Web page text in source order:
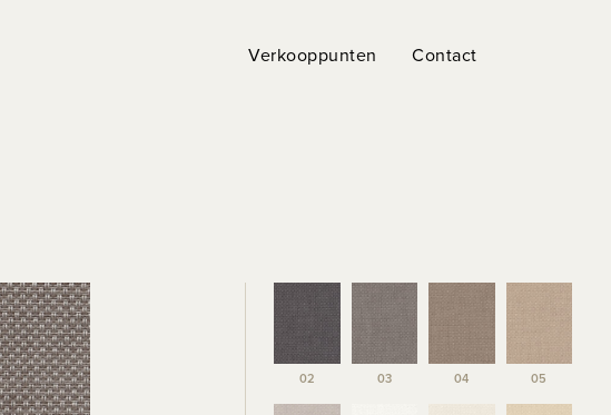
Verkooppunten Contact
02 03 04 05